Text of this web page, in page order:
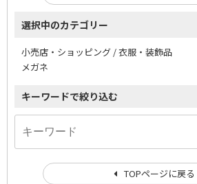
選択中のカテゴリー
小売店・ショッピング / 衣服・装飾品
メガネ
キーワードで絞り込む
TOPページに戻る